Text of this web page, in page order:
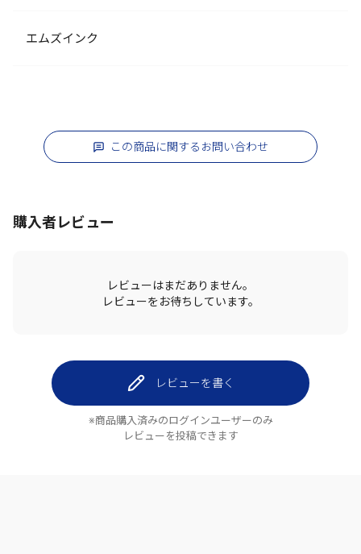
エムズインク
この商品に関するお問い合わせ
購入者レビュー
レビューはまだありません。
レビューをお待ちしています。
レビューを書く
※商品購入済みのログインユーザーのみ
レビューを投稿できます